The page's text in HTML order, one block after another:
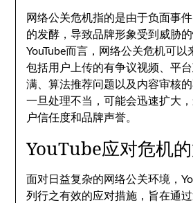
网络公关危机指的是由于负面事
的发酵，导致品牌形象受到威胁
YouTube而言，网络公关危机可以
包括用户上传的有争议视频、平
满、算法推荐问题以及内容审核
一旦处理不当，可能会迅速扩大，
户信任度和品牌声誉。
YouTube应对危机
面对日益复杂的网络公关环境，
列行之有效的应对措施，旨在通